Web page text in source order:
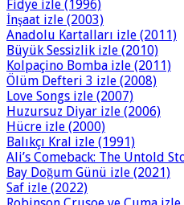
Fidye izle (1996)
İnşaat izle (2003)
Anadolu Kartalları izle (2011)
Büyük Sessizlik izle (2010)
Kolpaçino Bomba izle (2011)
Ölüm Defteri 3 izle (2008)
Love Songs izle (2007)
Huzursuz Diyar izle (2006)
Hücre izle (2000)
Balıkçı Kral izle (1991)
Ali’s Comeback: The Untold
Bay Doğum Günü izle (2021)
Saf izle (2022)